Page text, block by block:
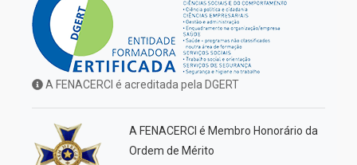
A FENACERCI é acreditada pela DGERT
A FENACERCI é Membro Honorário da
Ordem de Mérito